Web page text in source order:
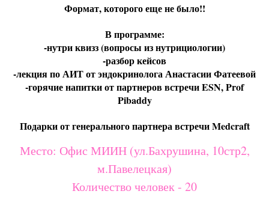
Формат, которого еще не было!!
В программе:
-нутри квизз (вопросы из нутрициологии)
-разбор кейсов
-лекция по АИТ от эндокринолога Анастасии Фатеевой
-горячие напитки от партнеров встречи ESN, Prof
Pibaddy
Подарки от генерального партнера встречи Medcraft
Место: Офис МИИН (ул.Бахрушина, 10стр2,
м.Павелецкая)
Количество человек - 20